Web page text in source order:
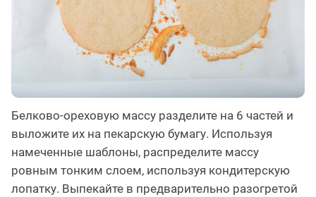
Белково-ореховую массу разделите на 6 частей и
выложите их на пекарскую бумагу. Используя
намеченные шаблоны, распределите массу
ровным тонким слоем, используя кондитерскую
лопатку. Выпекайте в предварительно разогретой